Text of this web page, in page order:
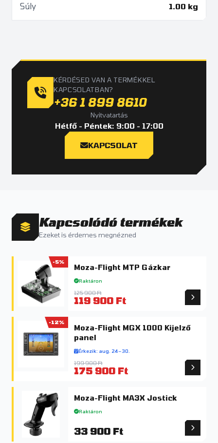
Súly 1.00 kg
KÉRDÉSED VAN A TERMÉKKEL
KAPCSOLATBAN?
+36 1 899 8610
Nyitvatartás
Hétfő - Péntek: 9:00 - 17:00
KAPCSOLAT
Kapcsolódó termékek
Ezeket is érdemes megnézned
-5%
Moza-Flight MTP Gázkar
Raktáron
125 900 Ft
119 900 Ft
-12%
Moza-Flight MGX 1000 Kijelző
panel
Érkezik: aug. 24–30.
199 900 Ft
175 900 Ft
Moza-Flight MA3X Jostick
Raktáron
33 900 Ft